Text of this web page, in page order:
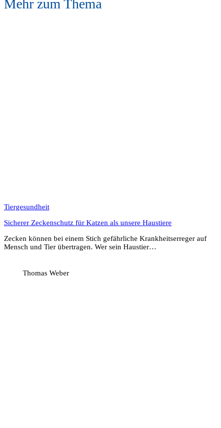
Mehr zum Thema
Tiergesundheit
Sicherer Zeckenschutz für Katzen als unsere Haustiere
Zecken können bei einem Stich gefährliche Krankheitserreger auf
Mensch und Tier übertragen. Wer sein Haustier…
Thomas Weber